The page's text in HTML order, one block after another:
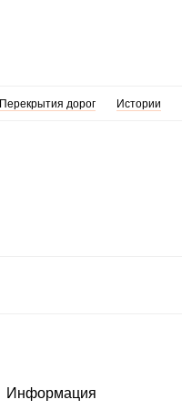
Перекрытия дорог Истории
Информация